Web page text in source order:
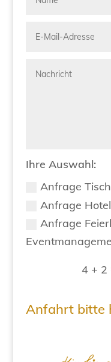
Ihre Auswahl:
Anfrage
Anfrage
Anfrage
4 + 2
Anfahrt bitte